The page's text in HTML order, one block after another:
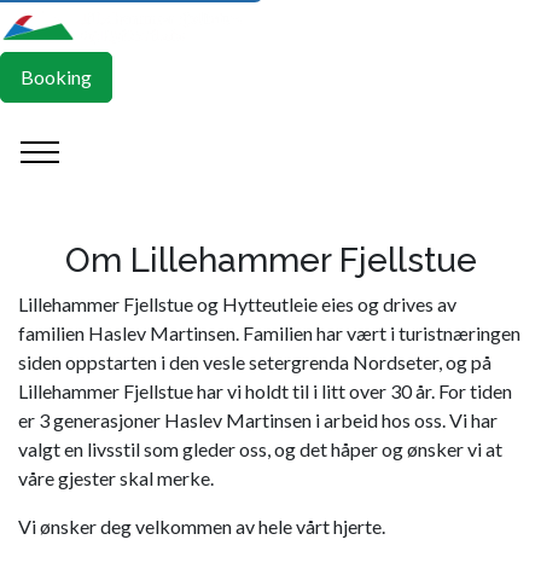
Booking
Om Lillehammer Fjellstue
Lillehammer Fjellstue og Hytteutleie eies og drives av
familien Haslev Martinsen. Familien har vært i turistnæringen
siden oppstarten i den vesle setergrenda Nordseter, og på
Lillehammer Fjellstue har vi holdt til i litt over 30 år. For tiden
er 3 generasjoner Haslev Martinsen i arbeid hos oss. Vi har
valgt en livsstil som gleder oss, og det håper og ønsker vi at
våre gjester skal merke.
Vi ønsker deg velkommen av hele vårt hjerte.